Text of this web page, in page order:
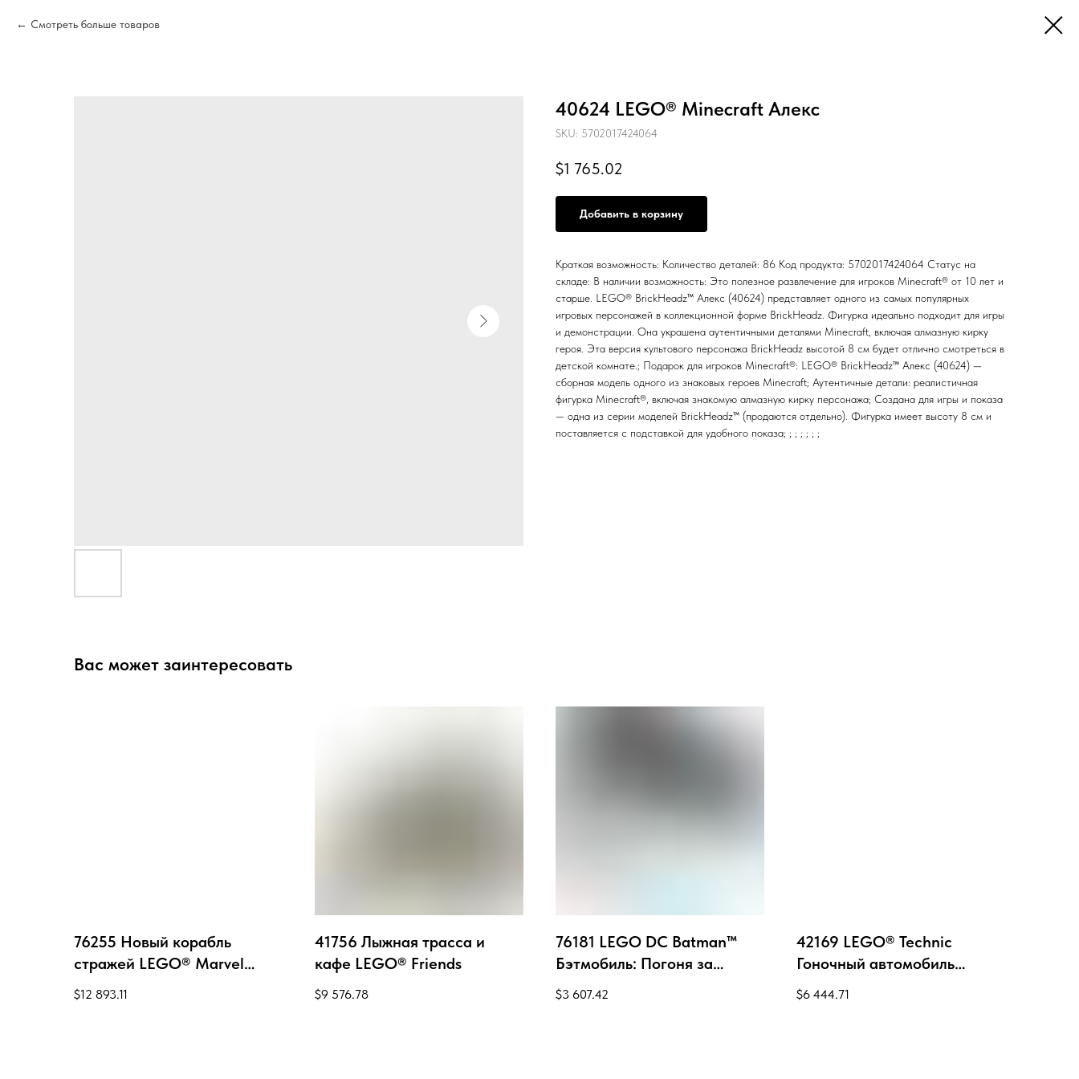
Смотреть больше товаров
40624 LEGO® Minecraft Алекс
SKU: 5702017424064
$1 765.02
Добавить в корзину
Краткая возможность: Количество деталей: 86 Код продукта: 5702017424064 Статус на
складе: В наличии возможность: Это полезное развлечение для игроков Minecraft® от 10 лет и
старше. LEGO® BrickHeadz™ Алекс (40624) представляет одного из самых популярных
игровых персонажей в коллекционной форме BrickHeadz. Фигурка идеально подходит для игры
и демонстрации. Она украшена аутентичными деталями Minecraft, включая алмазную кирку
героя. Эта версия культового персонажа BrickHeadz высотой 8 см будет отлично смотреться в
детской комнате.; Подарок для игроков Minecraft®: LEGO® BrickHeadz™ Алекс (40624) —
сборная модель одного из знаковых героев Minecraft; Аутентичные детали: реалистичная
фигурка Minecraft®, включая знакомую алмазную кирку персонажа; Создана для игры и показа
— одна из серии моделей BrickHeadz™ (продаются отдельно). Фигурка имеет высоту 8 см и
поставляется с подставкой для удобного показа; ; ; ; ; ; ;
Вас может заинтересовать
76255 Новый корабль
стражей LEGO® Marvel
76255
$12 893.11
41756 Лыжная трасса и
кафе LEGO® Friends
$9 576.78
76181 LEGO DC Batman™
Бэтмобиль: Погоня за
пингвином™
$3 607.42
42169 LEGO® Technic
Гоночный автомобиль
McLaren Формулы E NEOM
$6 444.71